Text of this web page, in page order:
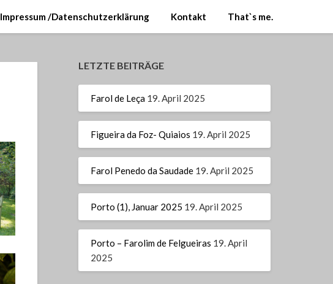
Impressum /Datenschutzerklärung Kontakt That`s me.
LETZTE BEITRÄGE
Farol de Leça 19. April 2025
Figueira da Foz- Quiaios 19. April 2025
Farol Penedo da Saudade 19. April 2025
Porto (1), Januar 2025 19. April 2025
Porto – Farolim de Felgueiras 19. April
2025